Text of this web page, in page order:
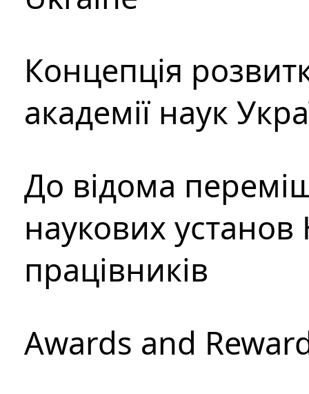
Концепція
академії наук
До відома
наукових установ
працівників
Awards and